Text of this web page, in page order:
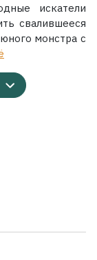
искатели
свалившееся
монстра с